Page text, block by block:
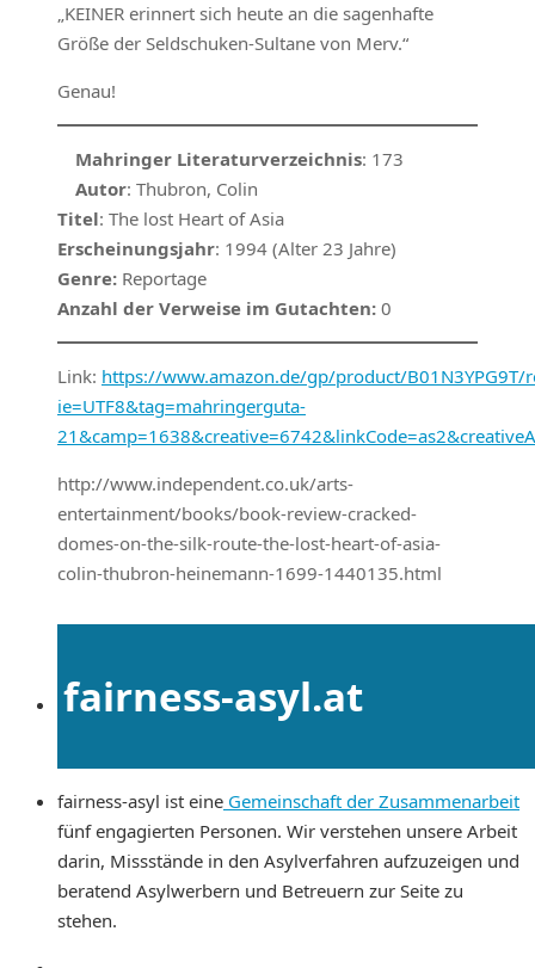
„KEINER erinnert sich heute an die sagenhafte
Größe der Seldschuken-Sultane von Merv.“
Genau!
Mahringer Literaturverzeichnis: 173
Autor: Thubron, Colin
Titel: The lost Heart of Asia
Erscheinungsjahr: 1994 (Alter 23 Jahre)
Genre: Reportage
Anzahl der Verweise im Gutachten: 0
Link: https://www.amazon.de/gp/product/B01N3YPG9T/
ie=UTF8&tag=mahringerguta-
http://www.independent.co.uk/arts-
entertainment/books/book-review-cracked-
domes-on-the-silk-route-the-lost-heart-of-asia-
colin-thubron-heinemann-1699-1440135.html
fairness-asyl.at
fairness-asyl ist eine Gemeinschaft der Zusammenarbeit
fünf engagierten Personen. Wir verstehen unsere Arbeit
darin, Missstände in den Asylverfahren aufzuzeigen und
beratend Asylwerbern und Betreuern zur Seite zu
stehen.